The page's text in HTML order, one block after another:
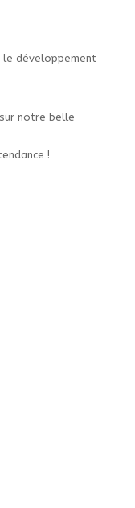
le développement
notre belle
!